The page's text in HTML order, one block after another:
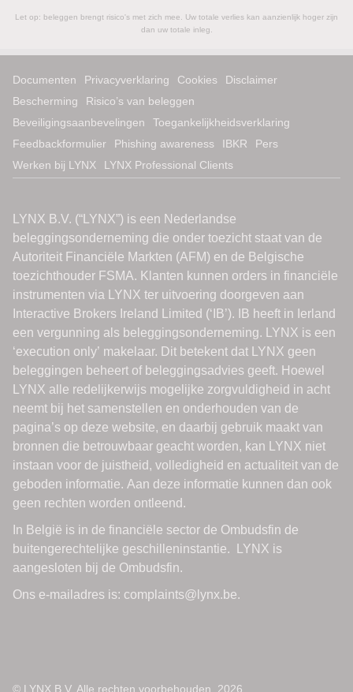
Let op: beleggen brengt risico's met zich mee. Uw totale verlies kan aanzienlijk hoger zijn
dan uw totale inleg.
Documenten Privacyverklaring Cookies
Disclaimer
Bescherming
Risico’s van beleggen
Beveiligingsaanbevelingen
Toegankelijkheidsverklaring
Feedbackformulier
Phishing awareness IBKR
Pers
Werken bij LYNX
LYNX Professional Clients
© LYNX B.V. Alle rechten voorbehouden. 2026.